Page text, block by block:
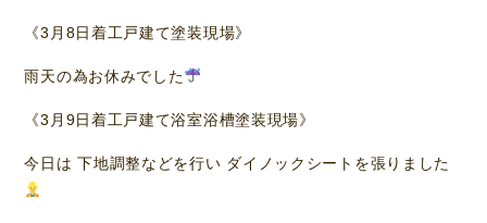
《3月8日着工戸建て塗装現場》
雨天の為お休みでした
《3月9日着工戸建て浴室浴槽塗装現場》
今日は 下地調整などを行い ダイノックシートを張りました